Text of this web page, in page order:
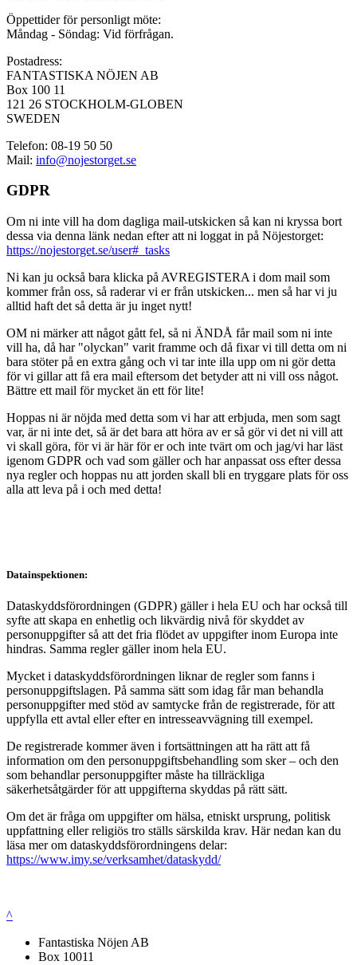
Öppettider för personligt möte:
Måndag - Söndag: Vid förfrågan.
Postadress:
FANTASTISKA NÖJEN AB
Box 100 11
121 26 STOCKHOLM-GLOBEN
SWEDEN
Telefon: 08-19 50 50
Mail: info@nojestorget.se
GDPR
Om ni inte vill ha dom dagliga mail-utskicken så kan ni kryssa bort
dessa via denna länk nedan efter att ni loggat in på Nöjestorget:
https://nojestorget.se/user#_tasks
Ni kan ju också bara klicka på AVREGISTERA i dom mail som
kommer från oss, så raderar vi er från utskicken... men så har vi ju
alltid haft det så detta är ju inget nytt!
OM ni märker att något gått fel, så ni ÄNDÅ får mail som ni inte
vill ha, då har "olyckan" varit framme och då fixar vi till detta om ni
bara stöter på en extra gång och vi tar inte illa upp om ni gör detta
för vi gillar att få era mail eftersom det betyder att ni vill oss något.
Bättre ett mail för mycket än ett för lite!
Hoppas ni är nöjda med detta som vi har att erbjuda, men som sagt
var, är ni inte det, så är det bara att höra av er så gör vi det ni vill att
vi skall göra, för vi är här för er och inte tvärt om och jag/vi har läst
igenom GDPR och vad som gäller och har anpassat oss efter dessa
nya regler och hoppas nu att jorden skall bli en tryggare plats för oss
alla att leva på i och med detta!
Datainspektionen:
Dataskyddsförordningen (GDPR) gäller i hela EU och har också till
syfte att skapa en enhetlig och likvärdig nivå för skyddet av
personuppgifter så att det fria flödet av uppgifter inom Europa inte
hindras. Samma regler gäller inom hela EU.
Mycket i dataskyddsförordningen liknar de regler som fanns i
personuppgiftslagen. På samma sätt som idag får man behandla
personuppgifter med stöd av samtycke från de registrerade, för att
uppfylla ett avtal eller efter en intresseavvägning till exempel.
De registrerade kommer även i fortsättningen att ha rätt att få
information om den personuppgiftsbehandling som sker – och den
som behandlar personuppgifter måste ha tillräckliga
säkerhetsåtgärder för att uppgifterna skyddas på rätt sätt.
Om det är fråga om uppgifter om hälsa, etniskt ursprung, politisk
uppfattning eller religiös tro ställs särskilda krav. Här nedan kan du
läsa mer om dataskyddsförordningens delar:
https://www.imy.se/verksamhet/dataskydd/
^
Fantastiska Nöjen AB
Box 10011